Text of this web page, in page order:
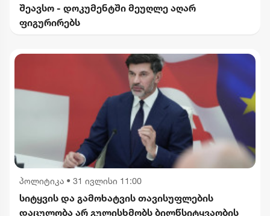
შეავსო - დოკუმენტში მეუღლე აღარ
ფიგურირებს
პოლიტიკა • 31 ივლისი 11:00
სიტყვის და გამოხატვის თავისუფლების
დაცულობა არ გულისხმობს ბილწსიტყვაობის